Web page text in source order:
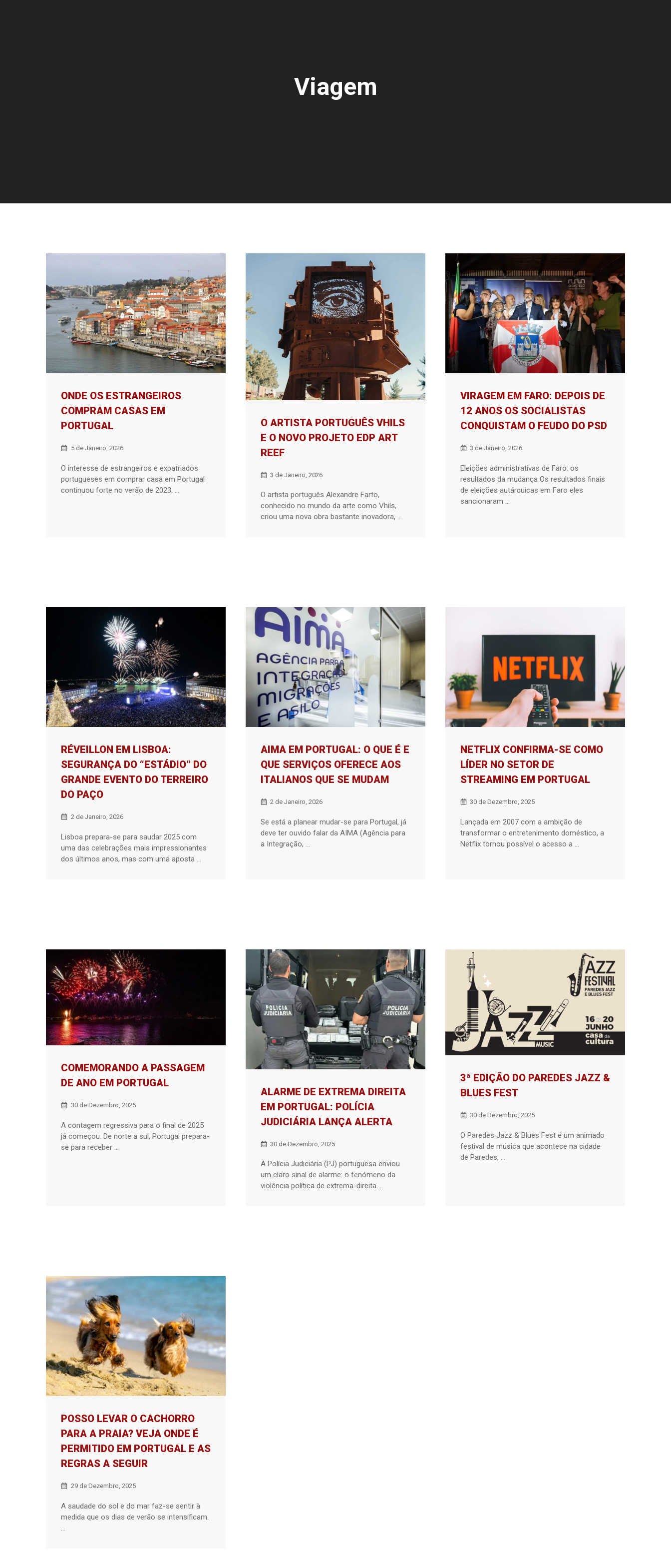
Viagem
ONDE OS ESTRANGEIROS
COMPRAM CASAS EM
PORTUGAL
5 de Janeiro, 2026
O interesse de estrangeiros e expatriados
portugueses em comprar casa em Portugal
continuou forte no verão de 2023. ...
O ARTISTA PORTUGUÊS VHILS
E O NOVO PROJETO EDP ART
REEF
3 de Janeiro, 2026
O artista português Alexandre Farto,
conhecido no mundo da arte como Vhils,
criou uma nova obra bastante inovadora, ...
VIRAGEM EM FARO: DEPOIS DE
12 ANOS OS SOCIALISTAS
CONQUISTAM O FEUDO DO PSD
3 de Janeiro, 2026
Eleições administrativas de Faro: os
resultados da mudança Os resultados finais
de eleições autárquicas em Faro eles
sancionaram ...
RÉVEILLON EM LISBOA:
SEGURANÇA DO “ESTÁDIO” DO
GRANDE EVENTO DO TERREIRO
DO PAÇO
2 de Janeiro, 2026
Lisboa prepara-se para saudar 2025 com
uma das celebrações mais impressionantes
dos últimos anos, mas com uma aposta ...
AIMA EM PORTUGAL: O QUE É E
QUE SERVIÇOS OFERECE AOS
ITALIANOS QUE SE MUDAM
2 de Janeiro, 2026
Se está a planear mudar-se para Portugal, já
deve ter ouvido falar da AIMA (Agência para
a Integração, ...
NETFLIX CONFIRMA-SE COMO
LÍDER NO SETOR DE
STREAMING EM PORTUGAL
30 de Dezembro, 2025
Lançada em 2007 com a ambição de
transformar o entretenimento doméstico, a
Netflix tornou possível o acesso a ...
COMEMORANDO A PASSAGEM
DE ANO EM PORTUGAL
30 de Dezembro, 2025
A contagem regressiva para o final de 2025
já começou. De norte a sul, Portugal prepara-
se para receber ...
ALARME DE EXTREMA DIREITA
EM PORTUGAL: POLÍCIA
JUDICIÁRIA LANÇA ALERTA
30 de Dezembro, 2025
A Polícia Judiciária (PJ) portuguesa enviou
um claro sinal de alarme: o fenómeno da
violência política de extrema-direita ...
3ª EDIÇÃO DO PAREDES JAZZ &
BLUES FEST
30 de Dezembro, 2025
O Paredes Jazz & Blues Fest é um animado
festival de música que acontece na cidade
de Paredes, ...
POSSO LEVAR O CACHORRO
PARA A PRAIA? VEJA ONDE É
PERMITIDO EM PORTUGAL E AS
REGRAS A SEGUIR
29 de Dezembro, 2025
A saudade do sol e do mar faz-se sentir à
medida que os dias de verão se intensificam.
...